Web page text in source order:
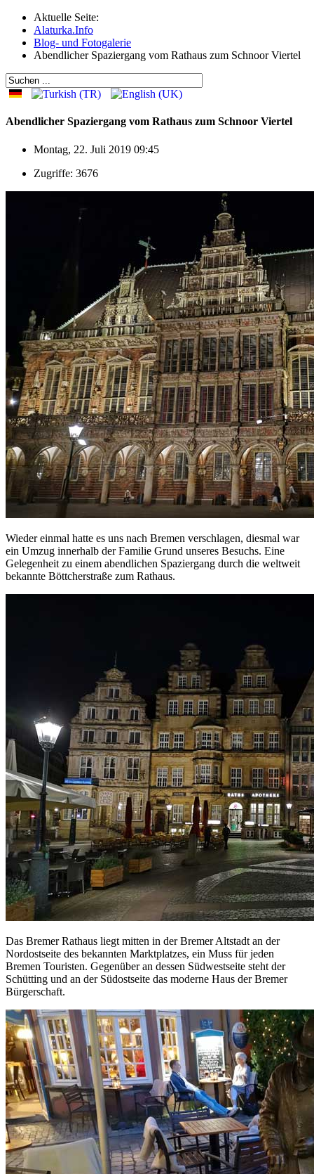
Aktuelle Seite:
Alaturka.Info
Blog- und Fotogalerie
Abendlicher Spaziergang vom Rathaus zum Schnoor Viertel
Abendlicher Spaziergang vom Rathaus zum Schnoor Viertel
Montag, 22. Juli 2019 09:45
Zugriffe: 3676
Wieder einmal hatte es uns nach Bremen verschlagen, diesmal war
ein Umzug innerhalb der Familie Grund unseres Besuchs. Eine
Gelegenheit zu einem abendlichen Spaziergang durch die weltweit
bekannte Böttcherstraße zum Rathaus.
Das Bremer Rathaus liegt mitten in der Bremer Altstadt an der
Nordostseite des bekannten Marktplatzes, ein Muss für jeden
Bremen Touristen. Gegenüber an dessen Südwestseite steht der
Schütting und an der Südostseite das moderne Haus der Bremer
Bürgerschaft.